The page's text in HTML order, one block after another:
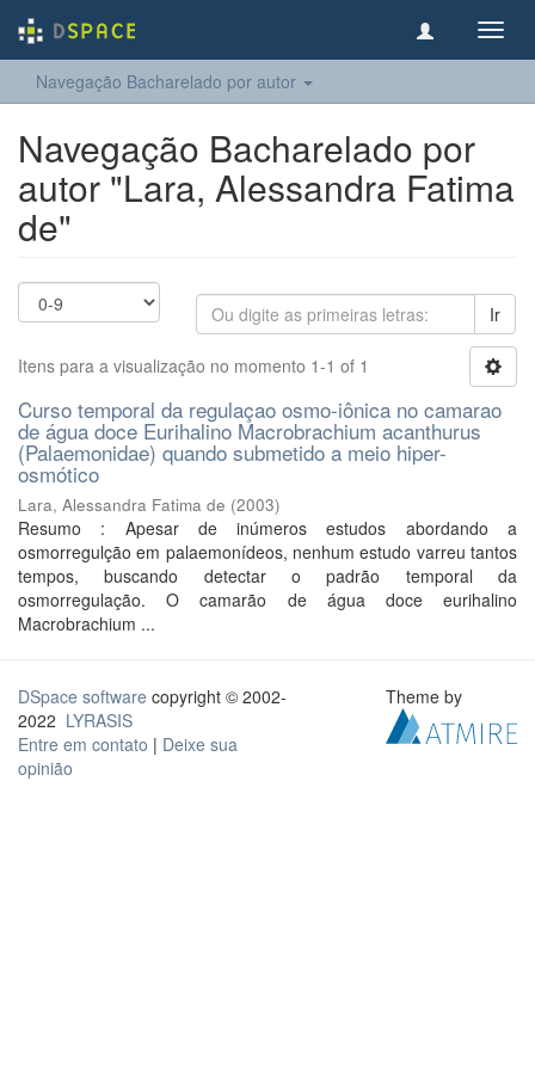
Navegação Bacharelado por autor
Navegação Bacharelado por
autor "Lara, Alessandra Fatima
de"
Ir
Itens para a visualização no momento 1-1 of 1
Curso temporal da regulaçao osmo-iônica no camarao
de água doce Eurihalino Macrobrachium acanthurus
(Palaemonidae) quando submetido a meio hiper-
osmótico
Lara, Alessandra Fatima de (2003)
Resumo : Apesar de inúmeros estudos abordando a
osmorregulção em palaemonídeos, nenhum estudo varreu tantos
tempos, buscando detectar o padrão temporal da
osmorregulação. O camarão de água doce eurihalino
Macrobrachium ...
DSpace software copyright © 2002-
2022 LYRASIS
Entre em contato | Deixe sua
opinião
Theme by